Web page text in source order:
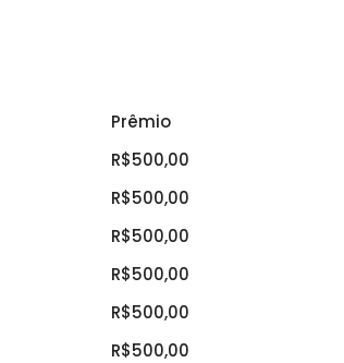
Prêmio
R$500,00
R$500,00
R$500,00
R$500,00
R$500,00
R$500,00